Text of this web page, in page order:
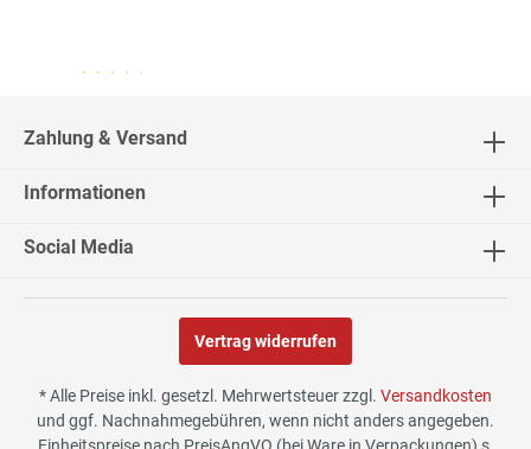
30.07.26▼
Zahlung & Versand
Informationen
Social Media
Vertrag widerrufen
* Alle Preise inkl. gesetzl. Mehrwertsteuer zzgl. Versandkosten
und ggf. Nachnahmegebühren, wenn nicht anders angegeben.